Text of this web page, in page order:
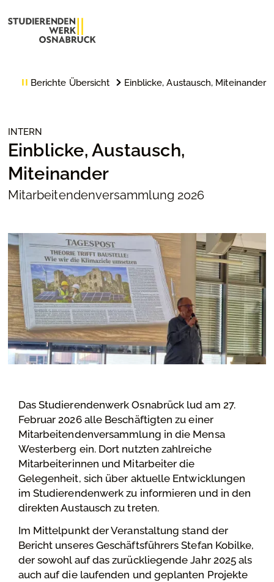
Berichte Übersicht Einblicke, Austausch, Miteinander
INTERN
Einblicke, Austausch,
Miteinander
Mitarbeitendenversammlung 2026
Das Studierendenwerk Osnabrück lud am 27.
Februar 2026 alle Beschäftigten zu einer
Mitarbeitendenversammlung in die Mensa
Westerberg ein. Dort nutzten zahlreiche
Mitarbeiterinnen und Mitarbeiter die
Gelegenheit, sich über aktuelle Entwicklungen
im Studierendenwerk zu informieren und in den
direkten Austausch zu treten.
Im Mittelpunkt der Veranstaltung stand der
Bericht unseres Geschäftsführers Stefan Kobilke,
der sowohl auf das zurückliegende Jahr 2025 als
auch auf die laufenden und geplanten Projekte